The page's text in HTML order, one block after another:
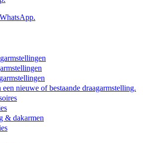
nieuwe of bestaande draagarmstelling.
& dakarmen